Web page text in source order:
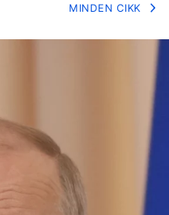
MINDEN CIKK